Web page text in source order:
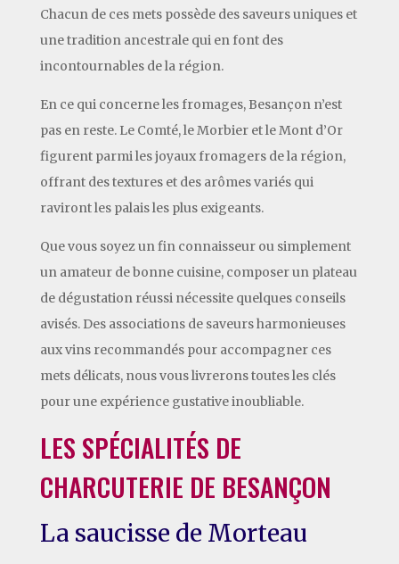
Chacun de ces mets possède des saveurs uniques et
une tradition ancestrale qui en font des
incontournables de la région.
En ce qui concerne les fromages, Besançon n’est
pas en reste. Le Comté, le Morbier et le Mont d’Or
figurent parmi les joyaux fromagers de la région,
offrant des textures et des arômes variés qui
raviront les palais les plus exigeants.
Que vous soyez un fin connaisseur ou simplement
un amateur de bonne cuisine, composer un plateau
de dégustation réussi nécessite quelques conseils
avisés. Des associations de saveurs harmonieuses
aux vins recommandés pour accompagner ces
mets délicats, nous vous livrerons toutes les clés
pour une expérience gustative inoubliable.
LES SPÉCIALITÉS DE
CHARCUTERIE DE BESANÇON
La saucisse de Morteau